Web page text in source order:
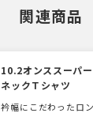
関連商品
10.2オンススーパ
ネックＴシャツ
衿幅にこだわったロ